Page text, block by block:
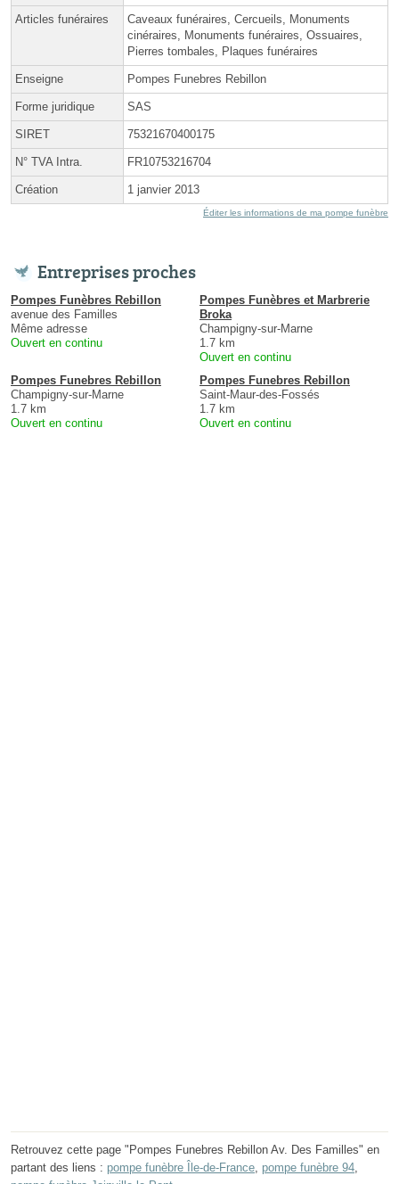
Articles funéraires
Caveaux funéraires, Cercueils, Monuments
cinéraires, Monuments funéraires, Ossuaires,
Pierres tombales, Plaques funéraires
Enseigne Pompes Funebres Rebillon
Forme juridique SAS
SIRET 75321670400175
N° TVA Intra. FR10753216704
Création 1 janvier 2013
Éditer les informations de ma pompe funèbre
Entreprises proches
Pompes Funèbres Rebillon
avenue des Familles
Même adresse
Ouvert en continu
Pompes Funèbres et Marbrerie
Broka
Champigny-sur-Marne
1.7 km
Ouvert en continu
Pompes Funebres Rebillon
Champigny-sur-Marne
1.7 km
Ouvert en continu
Pompes Funebres Rebillon
Saint-Maur-des-Fossés
1.7 km
Ouvert en continu
Retrouvez cette page "Pompes Funebres Rebillon Av. Des Familles" en
partant des liens : pompe funèbre Île-de-France, pompe funèbre 94,